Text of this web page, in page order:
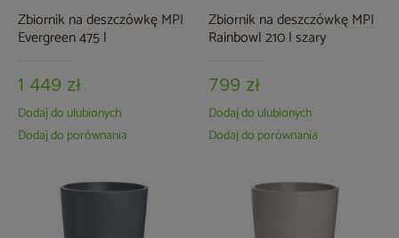
Zbiornik na deszczówkę MPI
Evergreen 475 l
1 449 zł
Dodaj do ulubionych
Dodaj do porównania
Zbiornik na deszczówkę MPI
Rainbowl 210 l szary
799 zł
Dodaj do ulubionych
Dodaj do porównania